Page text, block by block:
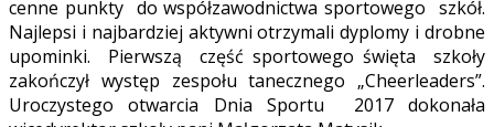
cenne punkty do współzawodnictwa sportowego szkół.
Najlepsi i najbardziej aktywni otrzymali dyplomy i drobne
upominki. Pierwszą część sportowego święta szkoły
zakończył występ zespołu tanecznego „Cheerleaders”.
Uroczystego otwarcia Dnia Sportu 2017 dokonała